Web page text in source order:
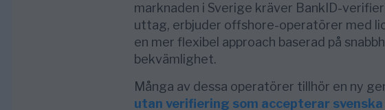
marknaden i Sverige kräver BankID-
uttag, erbjuder offshore-operatörer med
en mer flexibel approach baserad på
bekvämlighet.
Många av dessa operatörer tillhör en ny
utan verifiering som accepterar